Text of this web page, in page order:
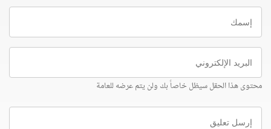
إسمك
البريد
الإلكتروني
محتوى هذا الحقل سيظل خاصاً بك ولن يتم عرضه للعامة
إرسل